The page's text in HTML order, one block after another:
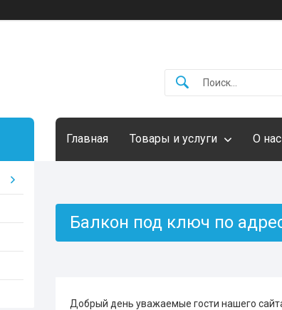
Главная Товары и услуги О нас
Балкон под ключ по
Добрый день уважаемые гости нашего